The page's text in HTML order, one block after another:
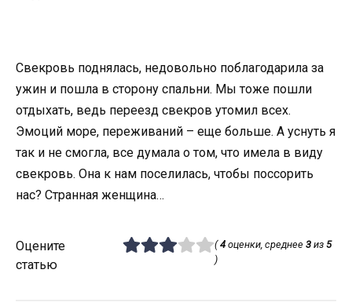
Свекровь поднялась, недовольно поблагодарила за
ужин и пошла в сторону спальни. Мы тоже пошли
отдыхать, ведь переезд свекров утомил всех.
Эмоций море, переживаний – еще больше. А уснуть я
так и не смогла, все думала о том, что имела в виду
свекровь. Она к нам поселилась, чтобы поссорить
нас? Странная женщина…
Оцените
статью
(4оценки, среднее 3из 5
)